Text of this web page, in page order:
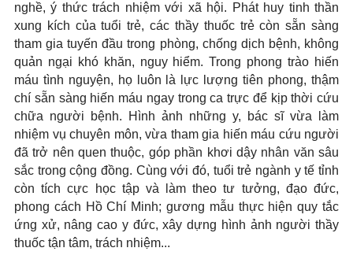
nghề, ý thức trách nhiệm với xã hội. Phát huy tinh thần
xung kích của tuổi trẻ, các thầy thuốc trẻ còn sẵn sàng
tham gia tuyến đầu trong phòng, chống dịch bệnh, không
quản ngại khó khăn, nguy hiểm. Trong phong trào hiến
máu tình nguyện, họ luôn là lực lượng tiên phong, thậm
chí sẵn sàng hiến máu ngay trong ca trực để kịp thời cứu
chữa người bệnh. Hình ảnh những y, bác sĩ vừa làm
nhiệm vụ chuyên môn, vừa tham gia hiến máu cứu người
đã trở nên quen thuộc, góp phần khơi dậy nhân văn sâu
sắc trong cộng đồng. Cùng với đó, tuổi trẻ ngành y tế tỉnh
còn tích cực học tập và làm theo tư tưởng, đạo đức,
phong cách Hồ Chí Minh; gương mẫu thực hiện quy tắc
ứng xử, nâng cao y đức, xây dựng hình ảnh người thầy
thuốc tận tâm, trách nhiệm...